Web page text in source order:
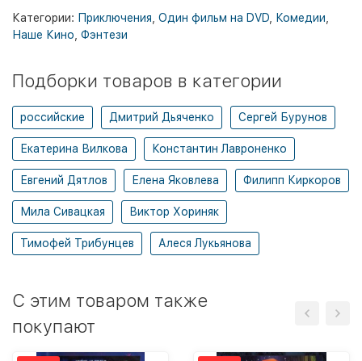
Категории: Приключения Один фильм на DVD Комедии
Наше Кино Фэнтези
Подборки товаров в категории
российские Дмитрий Дьяченко Сергей Бурунов
Екатерина Вилкова Константин Лавроненко
Евгений Дятлов Елена Яковлева Филипп Киркоров
Мила Сивацкая Виктор Хориняк
Тимофей Трибунцев Алеся Лукьянова
C этим товаром также
покупают